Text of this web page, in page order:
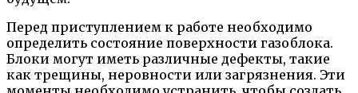
Перед приступлением к работе необходимо
определить состояние поверхности газоблока.
Блоки могут иметь различные дефекты, такие
как трещины, неровности или загрязнения. Эти